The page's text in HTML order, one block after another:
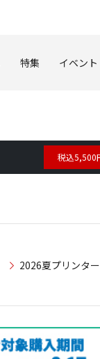
特集 イベン
税込5,500
2026夏プリンタ